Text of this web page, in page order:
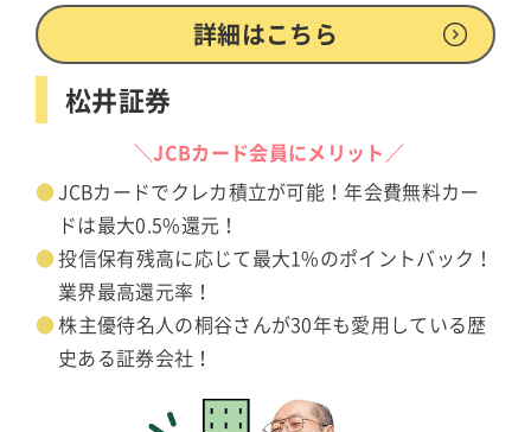
詳細はこちら
松井証券
＼JCBカード会員にメリット／
JCBカードでクレカ積立が可能！年会費無料カー
ドは最大0.5%還元！
投信保有残高に応じて最大1%のポイントバック！
業界最高還元率！
株主優待名人の桐谷さんが30年も愛用している歴
史ある証券会社！